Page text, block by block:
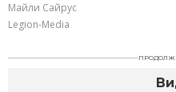
Майли Сайрус
Legion-Media